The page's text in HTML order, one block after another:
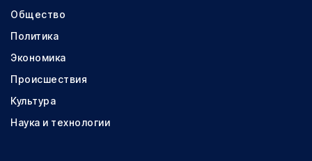
Общество
Политика
Экономика
Происшествия
Культура
Наука и технологии